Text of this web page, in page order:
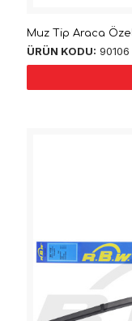
Muz Tip Araca
ÜRÜN KODU: 90106